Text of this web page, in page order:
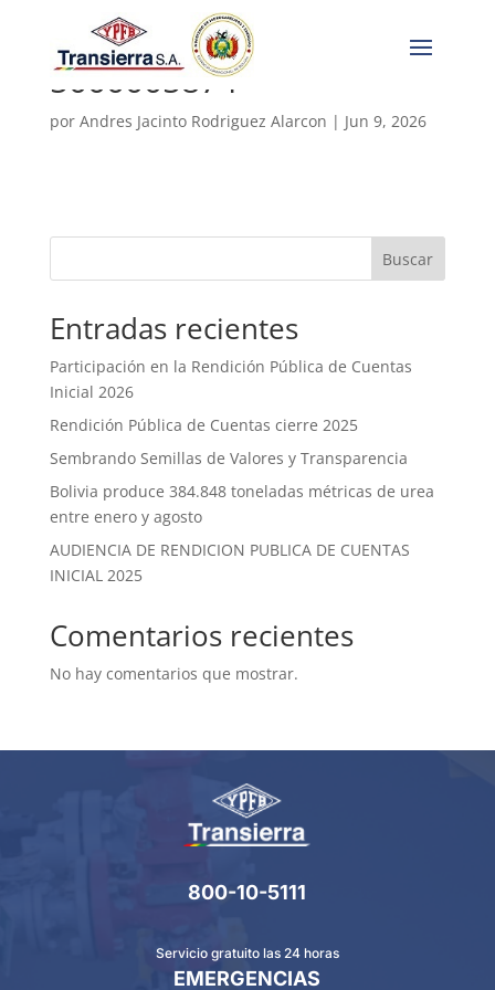
5000005874
por Andres Jacinto Rodriguez Alarcon | Jun 9, 2026
Buscar
Entradas recientes
Participación en la Rendición Pública de Cuentas
Inicial 2026
Rendición Pública de Cuentas cierre 2025
Sembrando Semillas de Valores y Transparencia
Bolivia produce 384.848 toneladas métricas de urea
entre enero y agosto
AUDIENCIA DE RENDICION PUBLICA DE CUENTAS
INICIAL 2025
Comentarios recientes
No hay comentarios que mostrar.
800-10-5111
Servicio gratuito las 24 horas
EMERGENCIAS